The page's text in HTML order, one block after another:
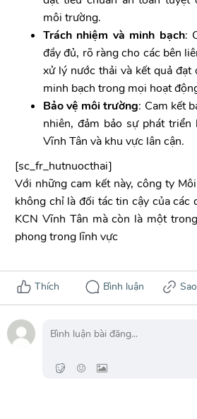
môi trường.
Trách nhiệm và minh bạch:
đầy đủ, rõ ràng cho các bên
xử lý nước thải và kết quả đạt
minh bạch trong mọi hoạt
Bảo vệ môi trường: Cam kết
nhiên, đảm bảo sự phát triển
Vĩnh Tân và khu vực lân cận.
[sc_fr_hutnuocthai]
Với những cam kết này, công ty
không chỉ là đối tác tin cậy của các
KCN Vĩnh Tân mà còn là một
phong trong lĩnh vực